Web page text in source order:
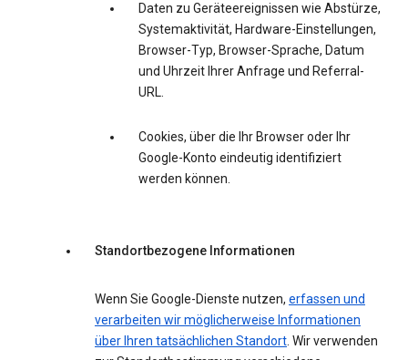
Daten zu Geräteereignissen wie Abstürze,
Systemaktivität, Hardware-Einstellungen,
Browser-Typ, Browser-Sprache, Datum
und Uhrzeit Ihrer Anfrage und Referral-
URL.
Cookies, über die Ihr Browser oder Ihr
Google-Konto eindeutig identifiziert
werden können.
Standortbezogene Informationen
Wenn Sie Google-Dienste nutzen, erfassen und
verarbeiten wir möglicherweise Informationen
über Ihren tatsächlichen Standort. Wir verwenden